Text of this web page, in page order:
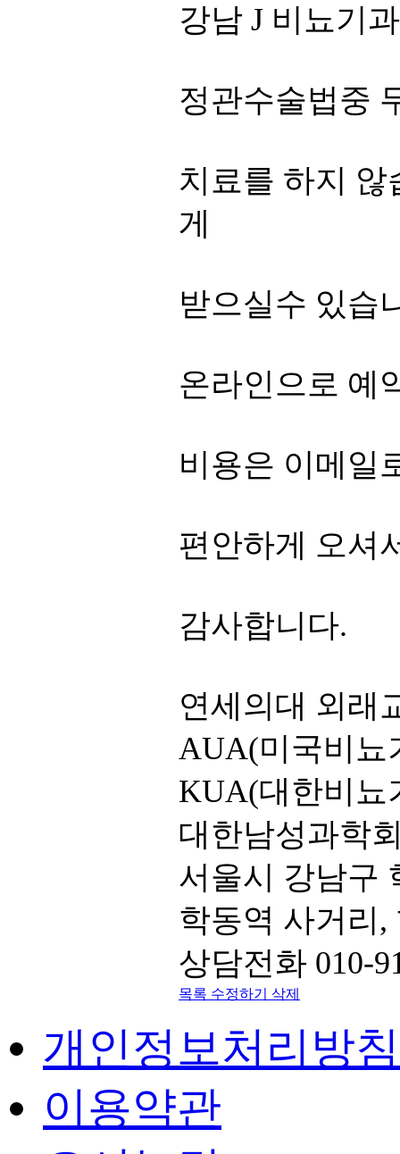
강남 J 비뇨기
정관수술법중
치료를 하지 않
게
받으실수 있습
온라인으로 예
비용은 이메일
편안하게 오셔
감사합니다.
연세의대 외래
AUA(미국비뇨
KUA(대한비뇨
대한남성과학
서울시 강남구
학동역 사거리,
상담전화 010-
목록 수정하기 삭제
개인정보처리방침
이용약관